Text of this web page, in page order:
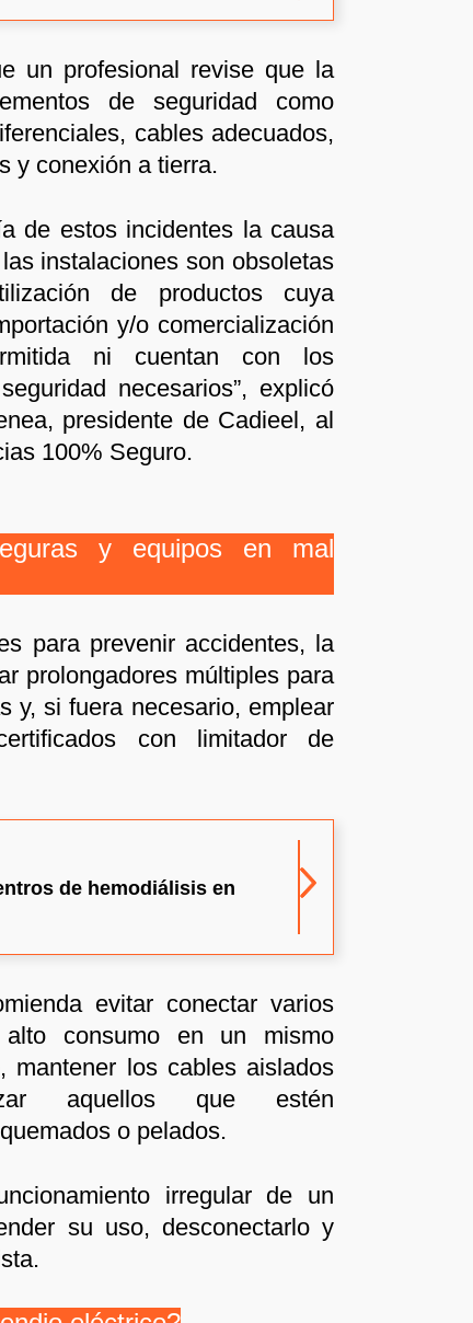
un profesional revise que la
de seguridad como
cables adecuados,
y conexión a tierra.
de estos incidentes la causa
instalaciones son obsoletas
de productos cuya
y/o comercialización
ni cuentan con los
necesarios”, explicó
presidente de Cadieel, al
100% Seguro.
y equipos en mal
para prevenir accidentes, la
prolongadores múltiples para
y, si fuera necesario, emplear
con limitador de
de hemodiálisis en
evitar conectar varios
consumo en un mismo
mantener los cables aislados
aquellos que estén
o pelados.
irregular de un
su uso, desconectarlo y